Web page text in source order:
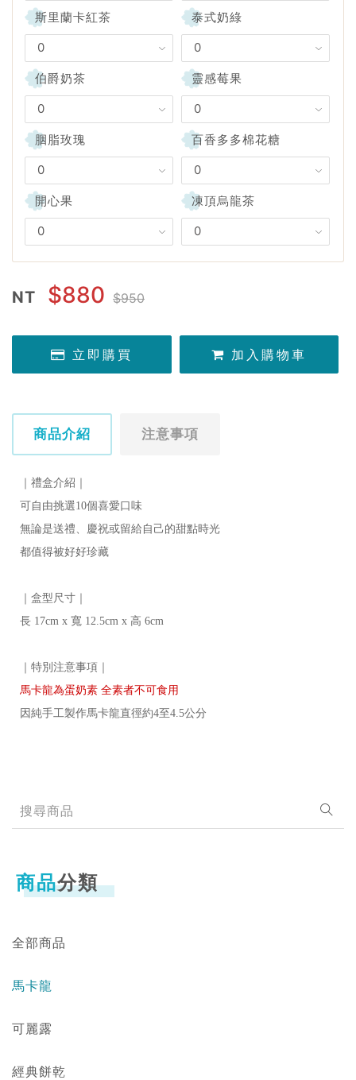
商品分類
全部商品
馬卡龍
可麗露
經典餅乾
斯里蘭卡紅茶 泰式奶綠
伯爵奶茶 靈感莓果
胭脂玫瑰 百香多多棉花糖
開心果 凍頂烏龍茶
NT $880 $950
立即購買 加入購物車
商品介紹 注意事項
｜禮盒介紹｜
可自由挑選10個喜愛口味
無論是送禮、慶祝或留給自己的甜點時光
都值得被好好珍藏
｜盒型尺寸｜
長 17cm x 寬 12.5cm x 高 6cm
因純手工製作馬卡龍直徑約4至4.5公分